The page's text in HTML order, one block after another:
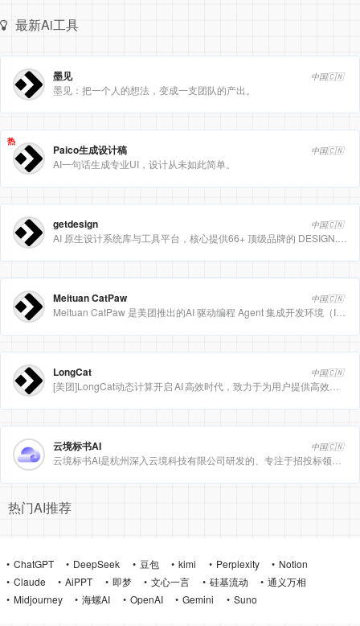
最新Ai工具
墨见 中国🇨🇳
墨见：把一个人的想法，变成一支团队的产出。
热
Paico生成设计稿 中国🇨🇳
AI一句话生成专业UI，设计从未如此简单。
getdesign 中国🇨🇳
Meituan CatPaw 中国🇨🇳
LongCat 中国🇨🇳
云境标书AI 中国🇨🇳
热门AI推荐
ChatGPT DeepSeek 豆包 kimi Perplexity
Notion
Claude
AiPPT 即梦 文心一言 硅基流动
通义万相
Midjourney
海螺AI OpenAI Gemini Suno